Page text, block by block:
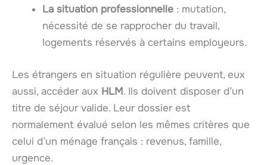
La situation professionnelle : mutation,
nécessité de se rapprocher du travail,
logements réservés à certains employeurs.
Les étrangers en situation régulière peuvent, eux
aussi, accéder aux HLM. Ils doivent disposer d’un
titre de séjour valide. Leur dossier est
normalement évalué selon les mêmes critères que
celui d’un ménage français : revenus, famille,
urgence.